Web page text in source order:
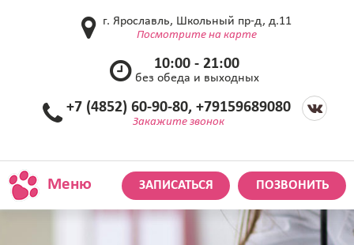
г. Ярославль, Школьный пр-д, д.11
Посмотрите на карте
10:00 - 21:00
без обеда и выходных
+7 (4852) 60-90-80, +79159689080
Закажите звонок
Меню ЗАПИСАТЬСЯ ПОЗВОНИТЬ